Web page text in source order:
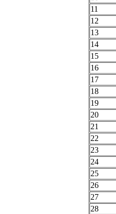
11
12
13
14
15
16
17
18
19
20
21
22
23
24
25
26
27
28